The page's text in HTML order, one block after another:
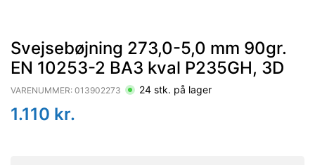
Svejsebøjning 273,0-5,0 mm 90gr.
EN 10253-2 BA3 kval P235GH, 3D
VARENUMMER: 013902273 24 stk. på lager
1.110 kr.